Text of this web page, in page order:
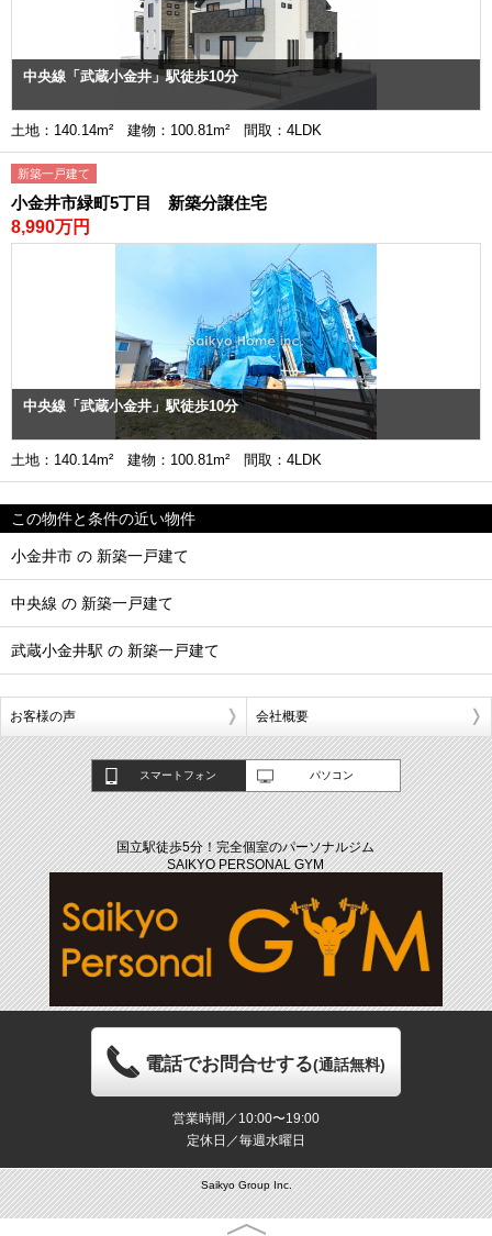
中央線「武蔵小金井」駅徒歩10分
土地：140.14m² 建物：100.81m² 間取：4LDK
新築一戸建て
小金井市緑町5丁目 新築分譲住宅
8,990万円
中央線「武蔵小金井」駅徒歩10分
土地：140.14m² 建物：100.81m² 間取：4LDK
この物件と条件の近い物件
小金井市 の 新築一戸建て
中央線 の 新築一戸建て
武蔵小金井駅 の 新築一戸建て
お客様の声 会社概要
スマートフォン パソコン
国立駅徒歩5分！完全個室のパーソナルジム
SAIKYO PERSONAL GYM
電話でお問合せする(通話無料)
営業時間／10:00〜19:00
定休日／毎週水曜日
Saikyo Group Inc.